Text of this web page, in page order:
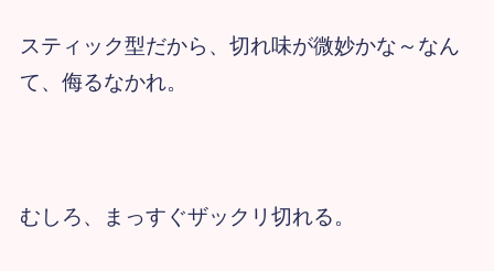
スティック型だから、切れ味が微妙かな～なん
て、侮るなかれ。
むしろ、まっすぐザックリ切れる。